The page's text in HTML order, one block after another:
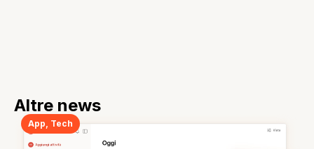
Altre news
App Tech